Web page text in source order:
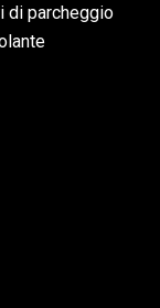
di parcheggio